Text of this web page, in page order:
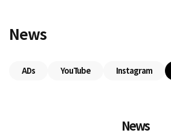
News
ADs YouTube Instagram
News